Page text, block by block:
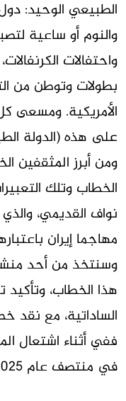
الطبيعي الوحيد:
والنوم أو ساعية
واحتفالات
بطولات وتوطن من
الأمريكية. ومسعى
على هذه (الدولة
ومن أبرز المثقفين
الخطاب وتلك
نواف القديمي،
مهاجما إيران
وسنتخذ من أحد
هذا الخطاب، وتأكيد
الساداتية، مع نقد
ففي أثناء اشتعال
في منتصف عام 2025، كتب القديمي المنشور التالي :